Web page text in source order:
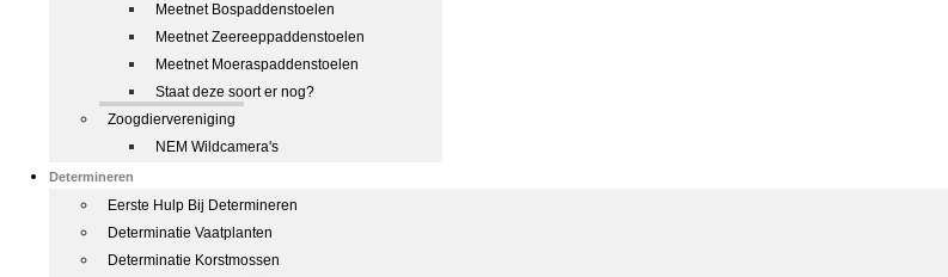
Meetnet Bospaddenstoelen
Meetnet Zeereeppaddenstoelen
Meetnet Moeraspaddenstoelen
Staat deze soort er nog?
Zoogdiervereniging
NEM Wildcamera's
Determineren
Eerste Hulp Bij Determineren
Determinatie Vaatplanten
Determinatie Korstmossen